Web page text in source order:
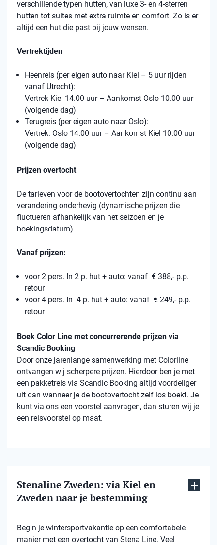
verschillende typen hutten, van luxe 3- en 4-sterren
hutten tot suites met extra ruimte en comfort. Zo is er
altijd een hut die past bij jouw wensen.
Vertrektijden
Heenreis (per eigen auto naar Kiel – 5 uur rijden
vanaf Utrecht):
Vertrek Kiel 14.00 uur – Aankomst Oslo 10.00 uur
(volgende dag)
Terugreis (per eigen auto naar Oslo):
Vertrek: Oslo 14.00 uur – Aankomst Kiel 10.00 uur
(volgende dag)
Prijzen overtocht
De tarieven voor de bootovertochten zijn continu aan
verandering onderhevig (dynamische prijzen die
fluctueren afhankelijk van het seizoen en je
boekingsdatum).
Vanaf prijzen:
voor 2 pers. In 2 p. hut + auto: vanaf € 388,- p.p.
retour
voor 4 pers. In 4 p. hut + auto: vanaf € 249,- p.p.
retour
Boek Color Line met concurrerende prijzen via
Scandic Booking
Door onze jarenlange samenwerking met Colorline
ontvangen wij scherpere prijzen. Hierdoor ben je met
een pakketreis via Scandic Booking altijd voordeliger
uit dan wanneer je de bootovertocht zelf los boekt. Je
kunt via ons een voorstel aanvragen, dan sturen wij je
een reisvoorstel op maat.
Stenaline Zweden: via Kiel en
Zweden naar je bestemming
Begin je wintersportvakantie op een comfortabele
manier met een overtocht van Stena Line. Veel